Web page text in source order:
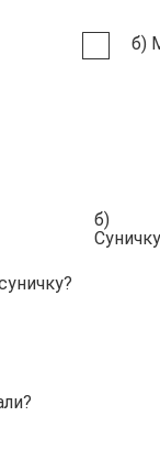
б)
б)
Суничку